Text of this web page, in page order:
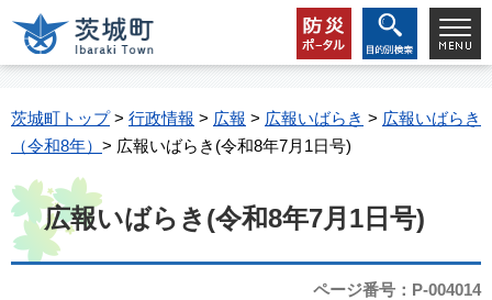
茨城町トップ> 行政情報 > 広報 > 広報いばらき > 広報いばらき
（令和8年） > 広報いばらき(令和8年7月1日号)
広報いばらき(令和8年7月1日号)
ページ番号：P-004014